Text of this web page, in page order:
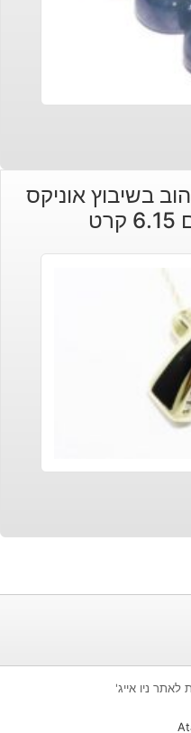
בשיבוץ אוניקס
לאתר ניו אייג'